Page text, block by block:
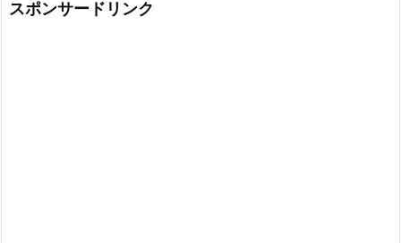
スポンサードリンク